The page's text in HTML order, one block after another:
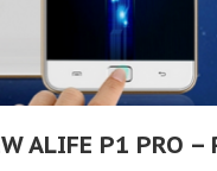
ALIFE P1 PRO –